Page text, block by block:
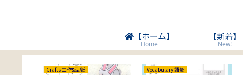
【ホーム】
Home
【新着】
New!
Crafts 工作&型紙 Vocabulary 語彙